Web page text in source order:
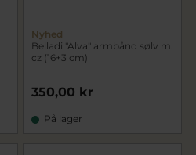
Nyhed
Belladi "Alva" armbånd sølv m.
cz (16+3 cm)
350,00 kr
På lager